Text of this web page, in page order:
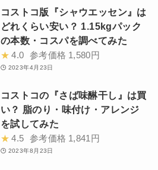
コストコ版『シャウエッセン』は
どれくらい安い？ 1.15kgパック
の本数・コスパを調べてみた
★ 4.0 参考価格 1,580円
2023年4月23日
コストコの『さば味醂干し』は買
い？ 脂のり・味付け・アレンジ
を試してみた
★ 4.5 参考価格 1,841円
2023年8月23日